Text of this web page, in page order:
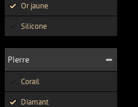
Or jaune
Silicone
Pierre
Corail
Diamant